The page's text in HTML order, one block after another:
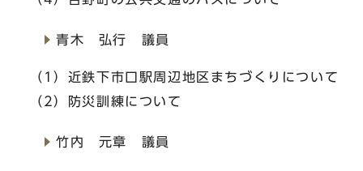
青木 弘行 議員
（1）近鉄下市口駅周辺地区まちづくりについて
（2）防災訓練について
竹内 元章 議員